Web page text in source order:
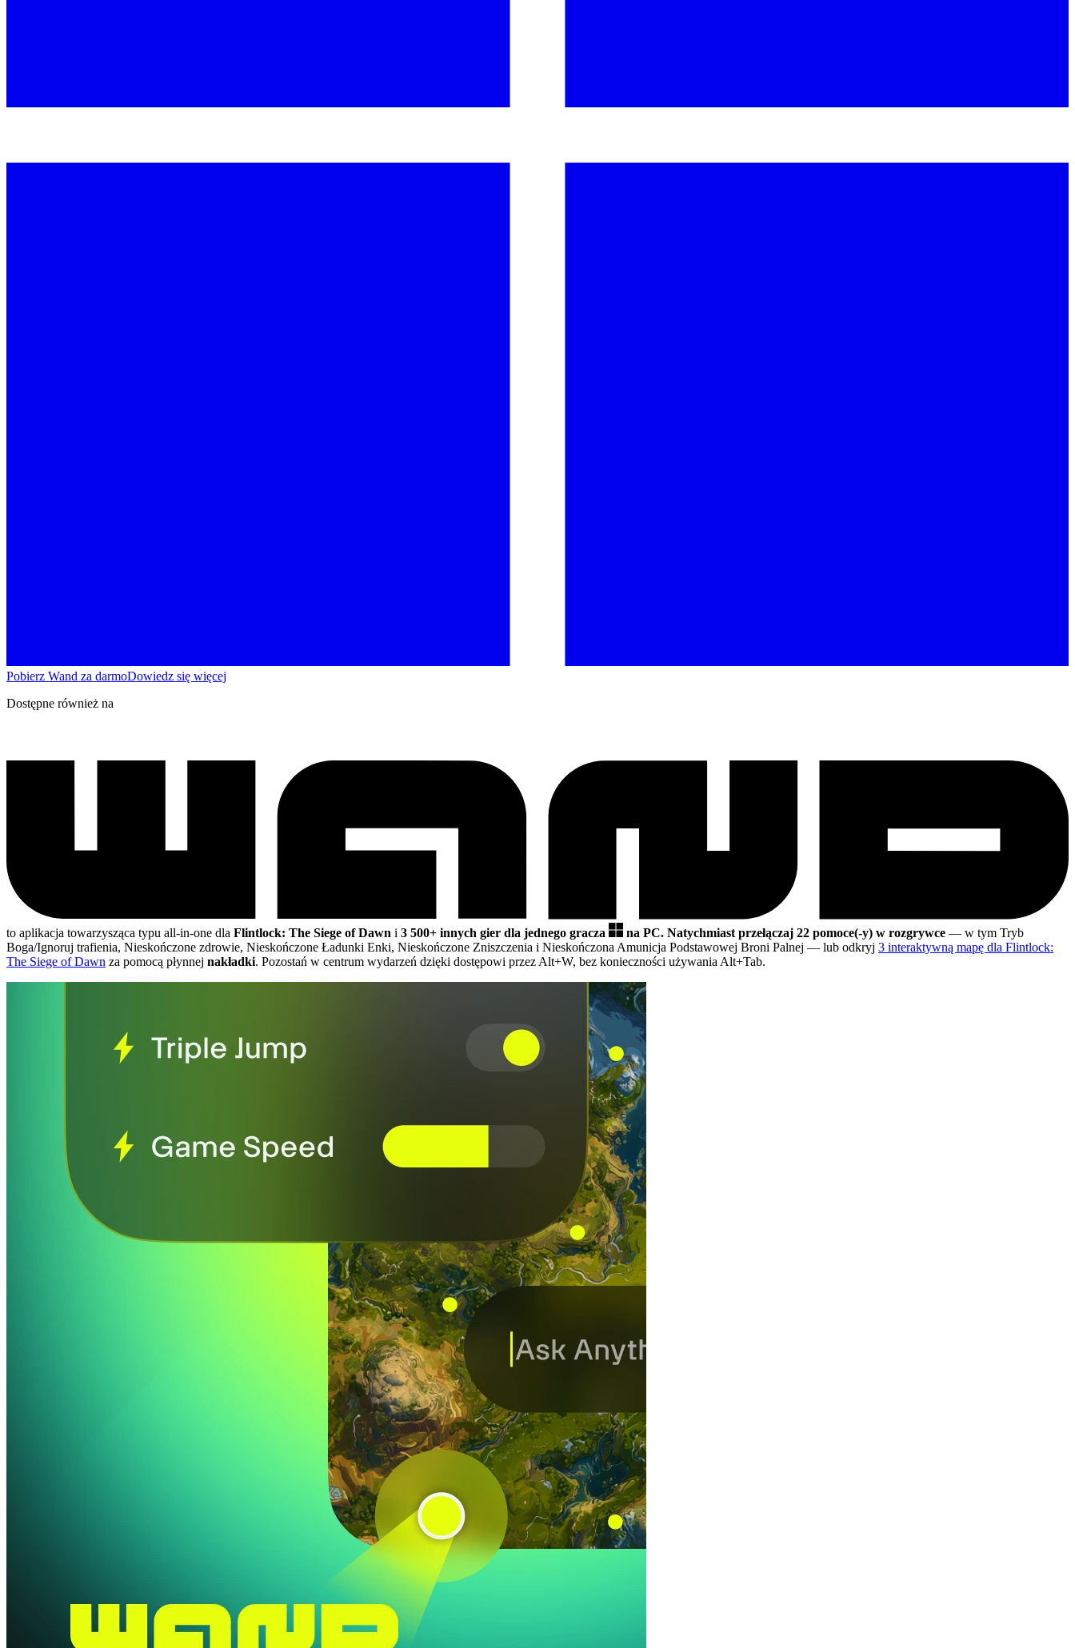
Pobierz Wand za darmoDowiedz się więcej
Dostępne również na
to aplikacja towarzysząca typu all-in-one dla Flintlock: The Siege of Dawn i 3 500+ innych gier dla jednego gracza na PC. Natychmiast przełączaj 22 pomoce(-y) w rozgrywce — w tym Tryb
Boga/Ignoruj trafienia, Nieskończone zdrowie, Nieskończone Ładunki Enki, Nieskończone Zniszczenia i Nieskończona Amunicja Podstawowej Broni Palnej — lub odkryj 3 interaktywną mapę dla Flintlock:
The Siege of Dawn za pomocą płynnej nakładki. Pozostań w centrum wydarzeń dzięki dostępowi przez Alt+W, bez konieczności używania Alt+Tab.